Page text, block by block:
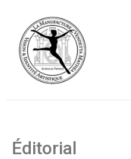
contenu
Éditorial